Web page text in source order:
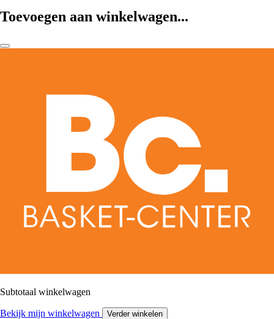
Toevoegen aan winkelwagen...
Subtotaal winkelwagen
Bekijk mijn winkelwagen Verder winkelen